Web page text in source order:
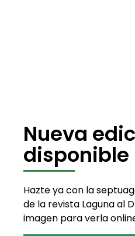
Nueva
disponible
Hazte ya con la
de la revista Laguna al
imagen para verla